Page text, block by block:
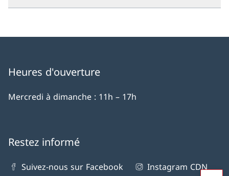
Heures d'ouverture
Mercredi à dimanche : 11h – 17h
Restez informé
Suivez-nous sur Facebook Instagram CDN